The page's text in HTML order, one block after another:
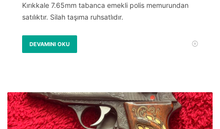
Kırıkkale 7.65mm tabanca emekli polis memurundan
satılıktır. Silah taşıma ruhsatlıdır.
DEVAMINI OKU